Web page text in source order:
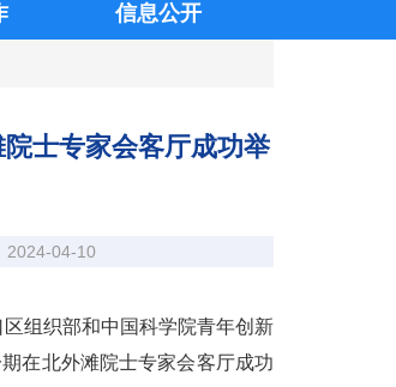
信息公开
士专家会客厅成功举
2024-04-10
组织部和中国科学院青年创新
在北外滩院士专家会客厅成功